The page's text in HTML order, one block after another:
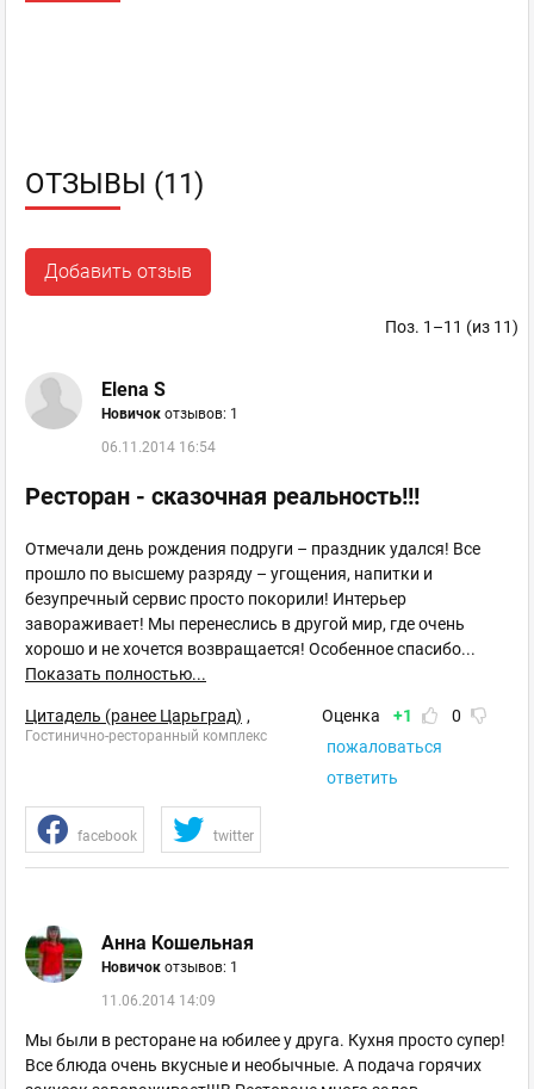
ОТЗЫВЫ (11)
Добавить отзыв
Поз. 1–11 (из 11)
Elena S
Новичок отзывов: 1
06.11.2014 16:54
Ресторан - сказочная реальность!!!
Отмечали день рождения подруги – праздник удался! Все
прошло по высшему разряду – угощения, напитки и
безупречный сервис просто покорили! Интерьер
завораживает! Мы перенеслись в другой мир, где очень
хорошо и не хочется возвращается! Особенное спасибо...
Показать полностью...
Цитадель (ранее Царьград) ,
Гостинично-ресторанный комплекс
Оценка +1
0
пожаловаться
ответить
facebook twitter
Анна Кошельная
Новичок отзывов: 1
11.06.2014 14:09
Мы были в ресторане на юбилее у друга. Кухня просто супер!
Все блюда очень вкусные и необычные. А подача горячих